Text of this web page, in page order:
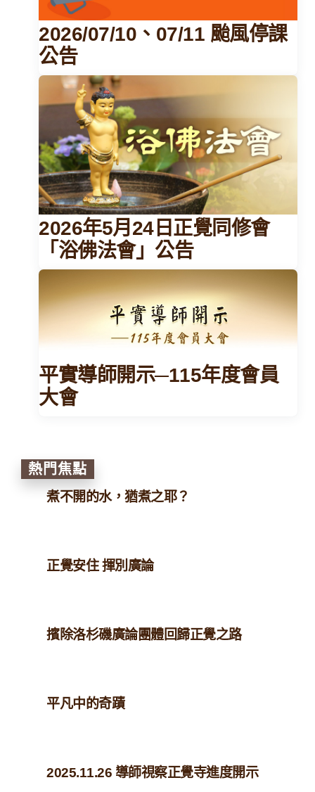
2026/07/10、07/11 颱風停課
公告
2026年5月24日正覺同修會
「浴佛法會」公告
平實導師開示─115年度會員
大會
熱門焦點
煮不開的水，猶煮之耶？
正覺安住 揮別廣論
擯除洛杉磯廣論團體回歸正覺之路
平凡中的奇蹟
2025.11.26 導師視察正覺寺進度開示